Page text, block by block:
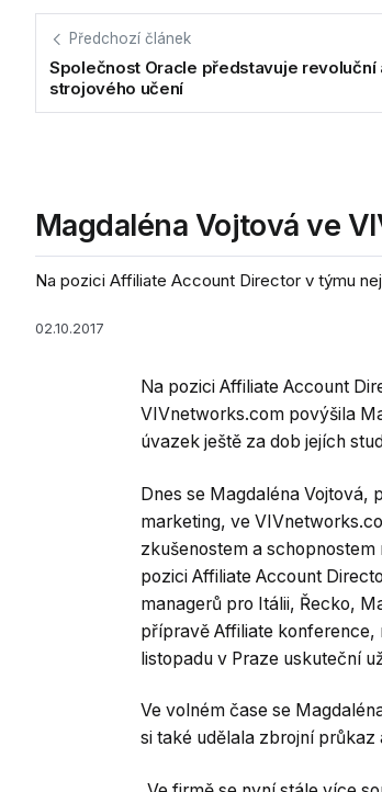
Předchozí článek
Společnost Oracle představuje revoluční
strojového učení
Magdaléna Vojtová ve
Na pozici Affiliate Account Director v týmu
02.10.2017
Na pozici Affiliate Account
VIVnetworks.com povýšila
úvazek ještě za dob jejích
Dnes se Magdaléna Vojtová,
marketing, ve
zkušenostem a
pozici Affiliate Account
managerů pro Itálii, Řecko,
přípravě Affiliate konference,
listopadu v Praze uskuteční
Ve volném čase se
si také udělala zbrojní průkaz